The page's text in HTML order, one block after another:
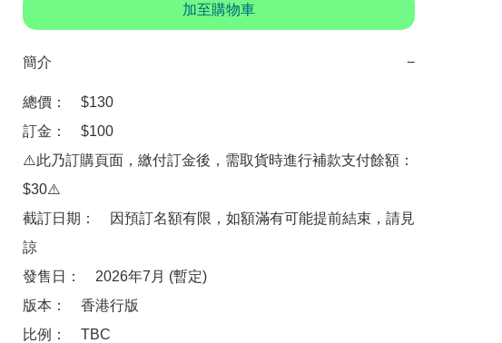
加至購物車
簡介 −
總價：　$130
訂金：　$100
⚠️此乃訂購頁面，繳付訂金後，需取貨時進行補款支付餘額：
$30⚠️
截訂日期：　因預訂名額有限，如額滿有可能提前結束，請見
諒
發售日：　2026年7月 (暫定)
版本：　香港行版
比例：　TBC